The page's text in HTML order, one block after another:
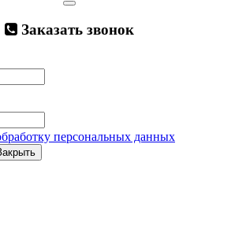
Заказать звонок
персональных данных